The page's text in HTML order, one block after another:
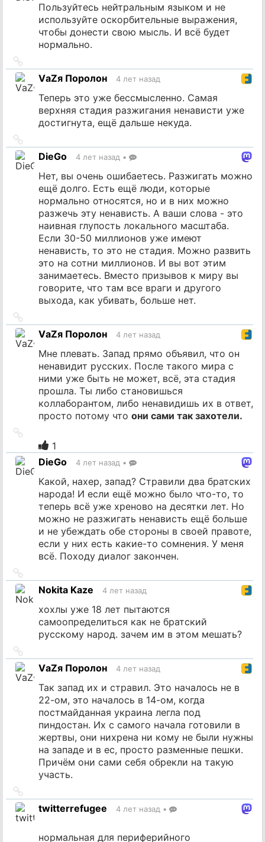
Пользуйтесь нейтральным языком и не
используйте оскорбительные выражения,
чтобы донести свою мысль. И всё будет
нормально.
на
источник
VаZя Поролон 4 лет назад
Теперь это уже бессмысленно. Самая
верхняя стадия разжигания ненависти уже
достигнута, ещё дальше некуда.
на
источник
DieGo 4 лет назад •
Нет, вы очень ошибаетесь. Разжигать можно
ещё долго. Есть ещё люди, которые
нормально относятся, но и в них можно
разжечь эту ненависть. А ваши слова - это
наивная глупость локального масштаба.
Если 30-50 миллионов уже имеют
ненависть, то это не стадия. Можно развить
это на сотни миллионов. И вы вот этим
занимаетесь. Вместо призывов к миру вы
говорите, что там все враги и другого
выхода, как убивать, больше нет.
на
источник
VаZя Поролон 4 лет назад
Мне плевать. Запад прямо объявил, что он
ненавидит русских. После такого мира с
ними уже быть не может, всё, эта стадия
прошла. Ты либо становишься
коллаборантом, либо ненавидишь их в ответ,
просто потому что они сами так захотели.
источник
1
DieGo
4 лет назад •
Какой, нахер, запад? Стравили два братских
народа! И если ещё можно было что-то, то
теперь всё уже хреново на десятки лет. Но
можно не разжигать ненависть ещё больше
и не убеждать обе стороны в своей правоте,
если у них есть какие-то сомнения. У меня
всё. Походу диалог закончен.
на
источник
Nokita Kaze 4 лет назад
хохлы уже 18 лет пытаются
самоопределиться как не братский
русскому народ. зачем им в этом мешать?
на
источник
VаZя Поролон 4 лет назад
Так запад их и стравил. Это началось не в
22-ом, это началось в 14-ом, когда
постмайданная украина легла под
пиндостан. Их с самого начала готовили в
жертвы, они нихрена ни кому не были нужны
на западе и в ес, просто разменные пешки.
Причём они сами себя обрекли на такую
участь.
на
источник
twitterrefugee 4 лет назад •
нормальная для периферийного